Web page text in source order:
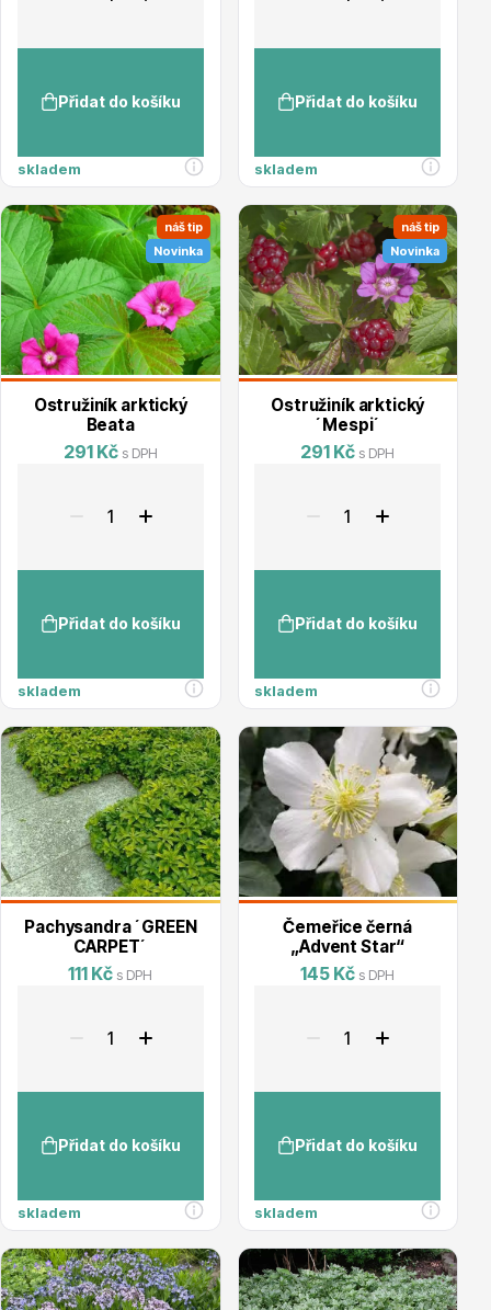
Okrasné keře
Popínavé rostliny
Listnaté stromy
Dekorace
Přidat do košíku
skladem
Přidat do košíku
skladem
náš tip
Novinka
Ostružiník arktický
Beata
291 Kč s DPH
Přidat do košíku
skladem
náš tip
Novinka
Ostružiník arktický
´Mespi´
291 Kč s DPH
Přidat do košíku
skladem
Pachysandra ´GREEN
CARPET´
111 Kč s DPH
Přidat do košíku
skladem
Čemeřice černá
„Advent Star“
145 Kč s DPH
Přidat do košíku
skladem